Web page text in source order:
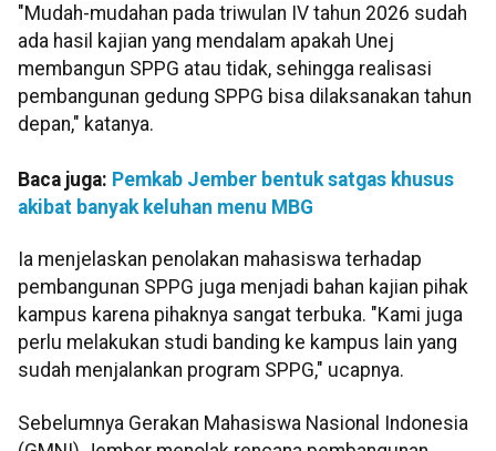
"Mudah-mudahan pada triwulan IV tahun 2026 sudah
ada hasil kajian yang mendalam apakah Unej
membangun SPPG atau tidak, sehingga realisasi
pembangunan gedung SPPG bisa dilaksanakan tahun
depan," katanya.
Baca juga: Pemkab Jember bentuk satgas khusus
akibat banyak keluhan menu MBG
Ia menjelaskan penolakan mahasiswa terhadap
pembangunan SPPG juga menjadi bahan kajian pihak
kampus karena pihaknya sangat terbuka. "Kami juga
perlu melakukan studi banding ke kampus lain yang
sudah menjalankan program SPPG," ucapnya.
Sebelumnya Gerakan Mahasiswa Nasional Indonesia